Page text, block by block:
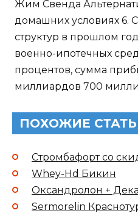
Жим Свенда
домашних условиях 6.
структур в прошлом
военно-ипотечных
процентов, сумма
миллиардов 700
ПОХОЖИЕ
Стромбафорт со
Whey-Hd Бикин
Оксандролон +
Sermorelin